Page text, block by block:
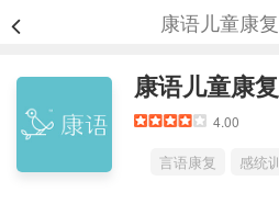
康语儿童康
康语儿童康
4.00
言语康复 感统